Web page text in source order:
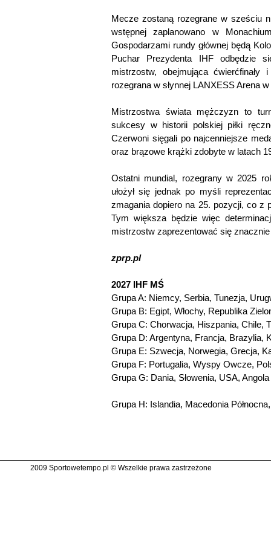
Mecze zostaną rozegrane w sześciu
wstępnej zaplanowano w
Gospodarzami rundy głównej będą
Puchar Prezydenta IHF odbędzie
mistrzostw, obejmująca
rozegrana w słynnej LANXESS Arena
Mistrzostwa świata mężczyzn to
sukcesy w historii polskiej piłki
Czerwoni sięgali po najcenniejsze
oraz brązowe krążki zdobyte w latach
Ostatni mundial, rozegrany w 2025
ułożył się jednak po myśli
zmagania dopiero na 25. pozycji, co z
Tym większa będzie więc
mistrzostw zaprezentować się znacznie
zprp.pl
2027 IHF MŚ
Grupa A: Niemcy, Serbia, Tunezja,
Grupa B: Egipt, Włochy, Republika
Grupa C: Chorwacja, Hiszpania, Chile,
Grupa D: Argentyna, Francja, Brazylia,
Grupa E: Szwecja, Norwegia, Grecja,
Grupa F: Portugalia, Wyspy Owcze,
Grupa G: Dania, Słowenia, USA, Angola
Grupa H: Islandia, Macedonia
2009 Sportowetempo.pl © Wszelkie prawa zastrzeżone